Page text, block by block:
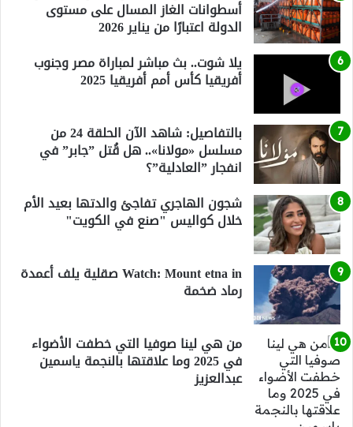
أسطوانات الغاز المسال على مستوى
الدولة اعتبارًا من يناير 2026
يلا شوت.. بث مباشر لمباراة مصر وجنوب
أفريقيا كأس أمم أفريقيا 2025
بالتفاصيل: شاهد الآن الحلقة 24 من
مسلسل «مولانا».. هل قُتل ”جابر” في
انفجار ”العادلية”؟
شجون الهاجري تفاجئ والدتها بعيد الأم
خلال كواليس "صنع في الكويت"
Watch: Mount etna in صقلية يلف أعمدة
رماد ضخمة
من هي لينا صوفيا التي خطفت الأضواء
في 2025 وما علاقتها بالنجمة ياسمين
عبدالعزيز